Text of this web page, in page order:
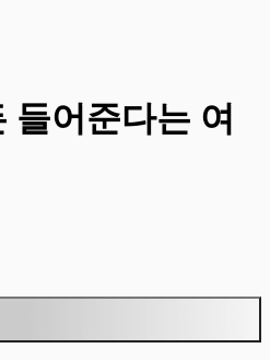
들어준다는 여